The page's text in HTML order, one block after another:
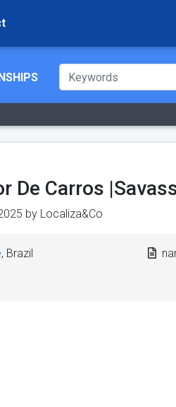
De Carros
by Localiza&Co
, Brazil